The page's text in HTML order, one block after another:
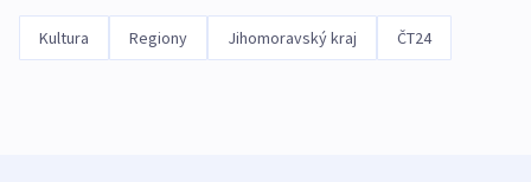
Kultura Regiony Jihomoravský kraj ČT24